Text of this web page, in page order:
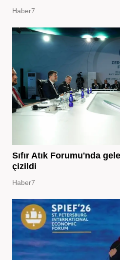
Haber7
Sıfır Atık Forumu'nda
çizildi
Haber7